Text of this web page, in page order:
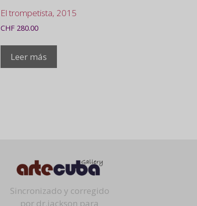
El trompetista, 2015
CHF 280.00
Leer más
Sincronizado y corregido
por dr.jackson para